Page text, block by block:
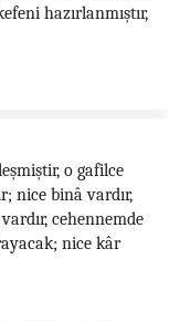
hazırlanmıştır,
o gafilce
nice binâ vardır,
cehennemde
nice kâr